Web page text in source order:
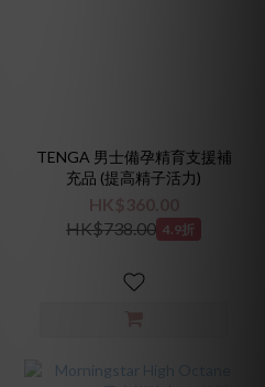
TENGA 男士備孕精育支援補
充品 (提高精子活力)
HK$360.00
HK$738.00 4.9折